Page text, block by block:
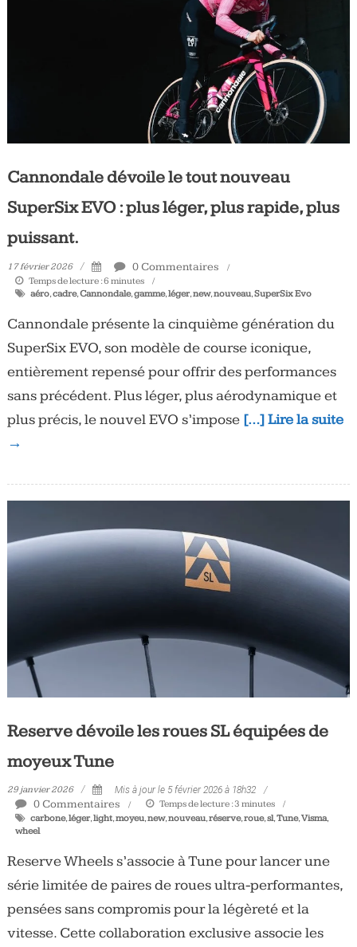
triathlon
Cannondale dévoile le tout nouveau
SuperSix EVO : plus léger, plus rapide, plus
puissant.
17 février 2026 0 Commentaires
Temps de lecture :6 minutes
aéro,cadre,Cannondale,gamme,léger,new,nouveau,SuperSix Evo
Cannondale présente la cinquième génération du
SuperSix EVO, son modèle de course iconique,
entièrement repensé pour offrir des performances
sans précédent. Plus léger, plus aérodynamique et
plus précis, le nouvel EVO s’impose […] Lire la suite
→
Reserve dévoile les roues SL équipées de
moyeux Tune
29 janvier 2026 Mis à jour le 5 février 2026 à 18h32
0 Commentaires Temps de lecture :3 minutes
carbone,léger,light,moyeu,new,nouveau,réserve,roue,sl,Tune,Visma,
wheel
Reserve Wheels s’associe à Tune pour lancer une
série limitée de paires de roues ultra-performantes,
pensées sans compromis pour la légèreté et la
vitesse. Cette collaboration exclusive associe les